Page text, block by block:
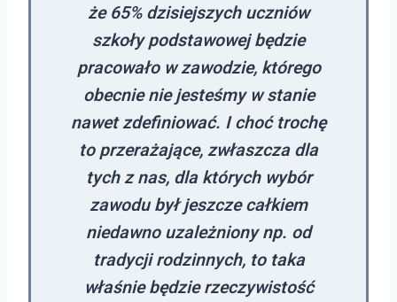
że 65% dzisiejszych uczniów
szkoły podstawowej będzie
pracowało w zawodzie, którego
obecnie nie jesteśmy w stanie
nawet zdefiniować. I choć trochę
to przerażające, zwłaszcza dla
tych z nas, dla których wybór
zawodu był jeszcze całkiem
niedawno uzależniony np. od
tradycji rodzinnych, to taka
właśnie będzie rzeczywistość